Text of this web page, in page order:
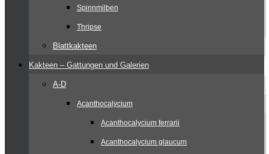
Spinnmilben
Thripse
Blattkakteen
Kakteen – Gattungen und Galerien
A-D
Acanthocalycium
Acanthocalycium ferrarii
Acanthocalycium glaucum